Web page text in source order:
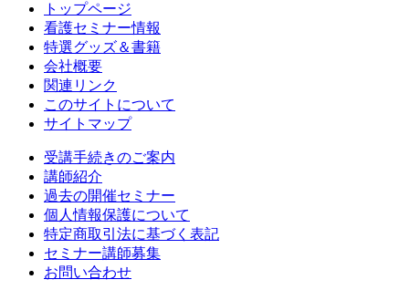
トップページ
看護セミナー情報
特選グッズ＆書籍
会社概要
関連リンク
このサイトについて
サイトマップ
受講手続きのご案内
講師紹介
過去の開催セミナー
個人情報保護について
特定商取引法に基づく表記
セミナー講師募集
お問い合わせ